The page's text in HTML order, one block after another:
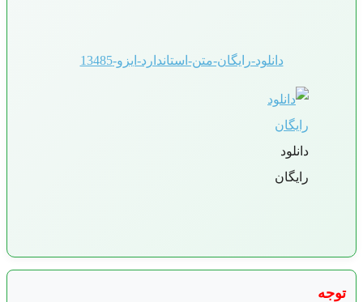
دانلود-رایگان-متن-استاندارد-ایزو-13485
دانلود
رایگان
توجه